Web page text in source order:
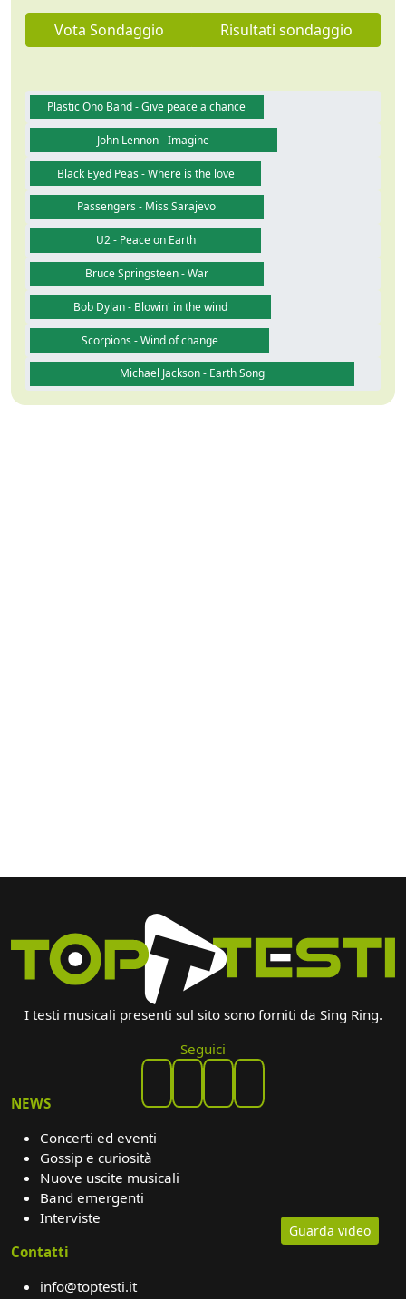
Guarda video
Vota Sondaggio Risultati sondaggio
Plastic Ono Band - Give peace a chance
John Lennon - Imagine
Black Eyed Peas - Where is the love
Passengers - Miss Sarajevo
U2 - Peace on Earth
Bruce Springsteen - War
Bob Dylan - Blowin' in the wind
Scorpions - Wind of change
Michael Jackson - Earth Song
I testi musicali presenti sul sito sono forniti da Sing Ring.
Seguici
NEWS
Concerti ed eventi
Gossip e curiosità
Nuove uscite musicali
Band emergenti
Interviste
Contatti
info@toptesti.it